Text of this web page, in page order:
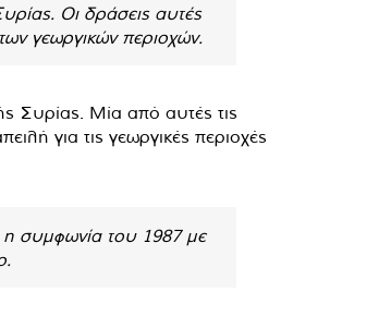
Οι δράσεις αυτές
γεωργικών περιοχών.
Συρίας. Μία από αυτές τις
για τις γεωργικές περιοχές
η συμφωνία του 1987 με